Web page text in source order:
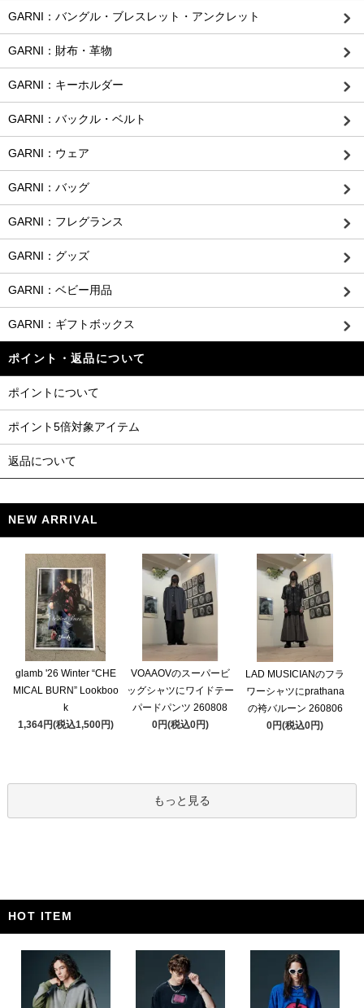
GARNI：バングル・ブレスレット・アンクレット
GARNI：財布・革物
GARNI：キーホルダー
GARNI：バックル・ベルト
GARNI：ウェア
GARNI：バッグ
GARNI：フレグランス
GARNI：グッズ
GARNI：ベビー用品
GARNI：ギフトボックス
ポイント・返品について
ポイントについて
ポイント5倍対象アイテム
返品について
NEW ARRIVAL
glamb '26 Winter “CHE
MICAL BURN” Lookboo
k
1,364円(税込1,500円)
VOAAOVのスーパービ
ッグシャツにワイドテー
パードパンツ 260808
0円(税込0円)
LAD MUSICIANのフラ
ワーシャツにprathana
の袴バルーン 260806
0円(税込0円)
もっと見る
HOT ITEM